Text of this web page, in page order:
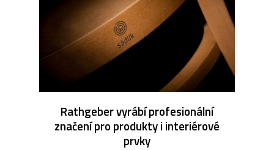
Rathgeber vyrábí profesionální
značení pro produkty i interiérové
prvky